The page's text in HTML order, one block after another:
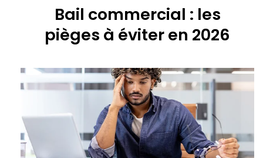
Bail commercial : les
pièges à éviter en 2026